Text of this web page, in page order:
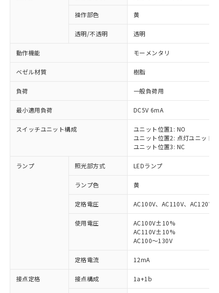
操作部色 黄
透明/不透明 透明
動作機能 モーメンタリ
ベゼル材質 樹脂
負荷 一般負荷用
最小適用負荷 DC5V 6mA
スイッチユニット構成
ユニット位置1: NO
ユニット位置2: 点灯ユニット
ユニット位置3: NC
ランプ 照光部方式 LEDランプ
ランプ色 黄
定格電圧 AC100V、AC110V、AC120V
使用電圧
AC100V±10%
AC110V±10%
AC100～130V
定格電流 12mA
接点定格 接点構成 1a+1b
※1 対応状況